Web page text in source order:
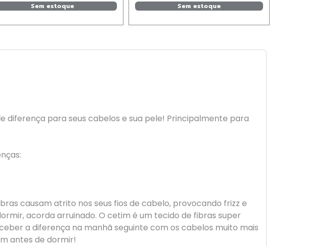
Sem estoque Sem estoque
diferença para seus cabelos e sua pele! Principalmente para
causam atrito nos seus fios de cabelo, provocando frizz e
acorda arruinado. O cetim é um tecido de fibras super
a diferença na manhã seguinte com os cabelos muito mais
antes de dormir!